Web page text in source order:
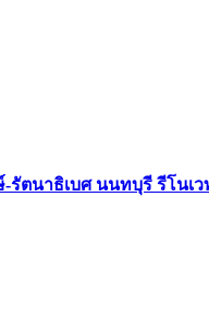
นาธิเบศ นนทบุรี รีโนเวท